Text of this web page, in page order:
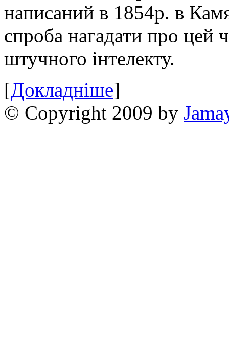
написаний в 1854р. в
спроба нагадати про цей
штучного інтелекту.
[Докладніше]
© Copyright 2009 by